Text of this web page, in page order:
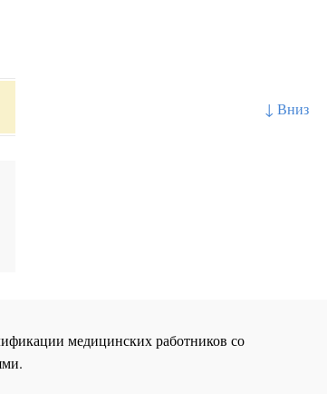
↓ Вниз
медицинских работников со